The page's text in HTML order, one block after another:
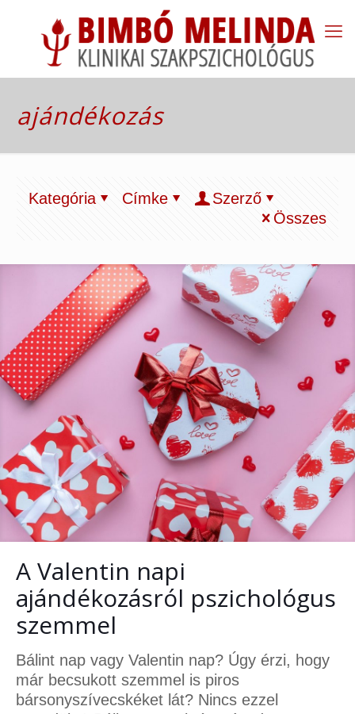
ajándékozás
Kategória Címke
Szerző
Összes
A Valentin napi
ajándékozásról pszichológus
szemmel
Bálint nap vagy Valentin nap? Úgy érzi, hogy
már becsukott szemmel is piros
bársonyszívecskéket lát? Nincs ezzel